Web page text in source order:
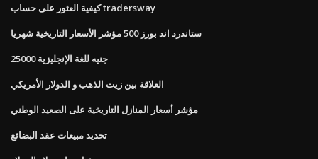
كيفية العثور على حساب tradersway
ستاندرد اند بورز 500 مؤشر الأسعار التاريخية شهريا
25000 جنيه للغة الإنجليزية
العلاقة بين زيت الذهب و الدولار الأمريكي
مؤشر أسعار المنازل التاريخية على الصعيد الوطني
تحديد مبيعات عقد البضائع